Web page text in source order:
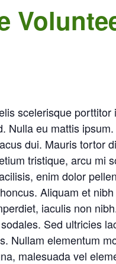
scelerisque porttitor
Nulla eu mattis
dui. Mauris tortor
tristique, arcu mi
enim dolor
Aliquam et
iaculis non
Sed ultricies
Nullam elementum
malesuada vel